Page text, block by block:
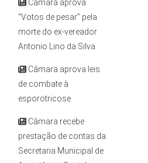
Câmara aprova
“Votos de pesar” pela
morte do ex-vereador
Antonio Lino da Silva
Câmara aprova leis
de combate à
esporotricose
Câmara recebe
prestação de contas da
Secretaria Municipal de